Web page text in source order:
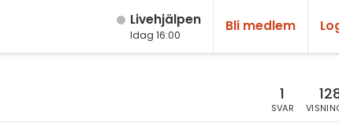
Live­hjälpen
Idag 16:00
Bli medlem
1
SVAR
Matematik
Kemi